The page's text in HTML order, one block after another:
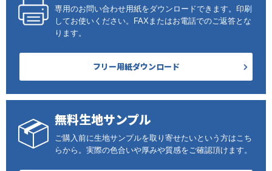
専用のお問い合わせ用紙をダウンロードできます。印刷
してお使いください。FAXまたはお電話でのご返答とな
ります。
フリー用紙ダウンロード
無料生地サンプル
ご購入前に生地サンプルを取り寄せたいという方はこち
らから。実際の色合いや厚みや質感をご確認頂けます。